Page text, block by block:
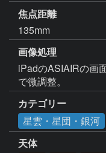
焦点距離
135mm
画像処理
iPadのASIAIRの画
で微調整。
カテゴリー
星雲・星団・銀河
天体